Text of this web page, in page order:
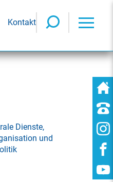
Kontakt
Dienste,
und